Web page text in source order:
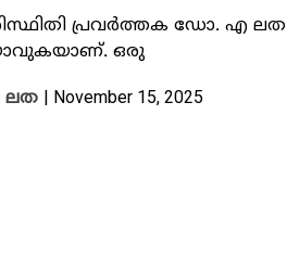
പ്രവര്‍ത്തക ഡോ. എ ലത
ഒരു
| November 15, 2025